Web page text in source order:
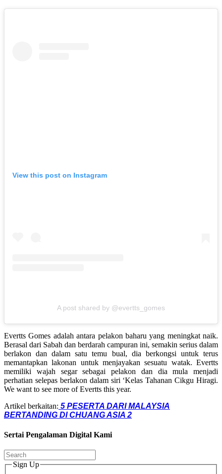
View this post on Instagram
A post shared by @evertts_gomes
Evertts Gomes adalah antara pelakon baharu yang meningkat naik.
Berasal dari Sabah dan berdarah campuran ini, semakin serius dalam
berlakon dan dalam satu temu bual, dia berkongsi untuk terus
memantapkan lakonan untuk menjayakan sesuatu watak. Evertts
memiliki wajah segar sebagai pelakon dan dia mula menjadi
perhatian selepas berlakon dalam siri ‘Kelas Tahanan Cikgu Hiragi.
We want to see more of Evertts this year.
Artikel berkaitan: 5 PESERTA DARI MALAYSIA
BERTANDING DI CHUANG ASIA 2
Sertai Pengalaman Digital Kami
Sign Up